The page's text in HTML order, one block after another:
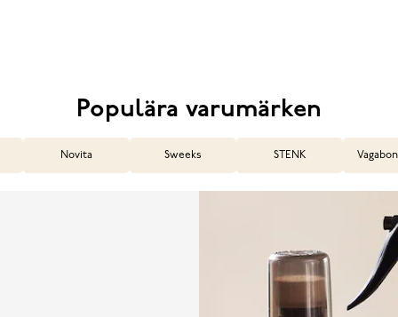
Populära varumärken
Novita Sweeks STENK